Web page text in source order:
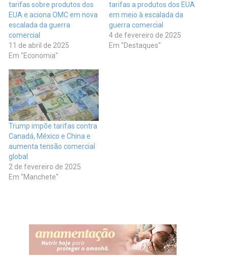
tarifas sobre produtos dos
EUA e aciona OMC em nova
escalada da guerra
comercial
11 de abril de 2025
Em "Economia"
tarifas a produtos dos EUA
em meio à escalada da
guerra comercial
4 de fevereiro de 2025
Em "Destaques"
Trump impõe tarifas contra
Canadá, México e China e
aumenta tensão comercial
global
2 de fevereiro de 2025
Em "Manchete"